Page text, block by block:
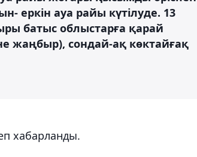
еркін ауа райы күтілуде. 13
батыс облыстарға қарай
сондай-ақ көктайғақ
хабарланды.